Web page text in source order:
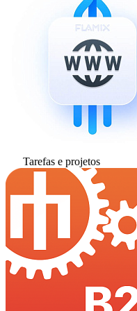
Tarefas e projetos